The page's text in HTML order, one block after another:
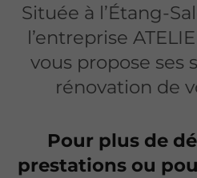
Située à l’Étang-
l’entreprise
vous propose ses
rénovation de
Pour plus de
prestations ou